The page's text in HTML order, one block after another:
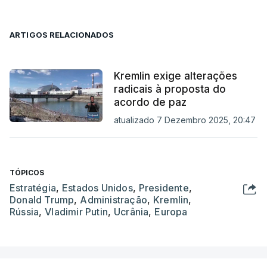
ARTIGOS RELACIONADOS
Kremlin exige alterações
radicais à proposta do
acordo de paz
atualizado 7 Dezembro 2025, 20:47
TÓPICOS
Estratégia, Estados Unidos, Presidente,
Donald Trump, Administração, Kremlin,
Rússia,Vladimir Putin, Ucrânia, Europa